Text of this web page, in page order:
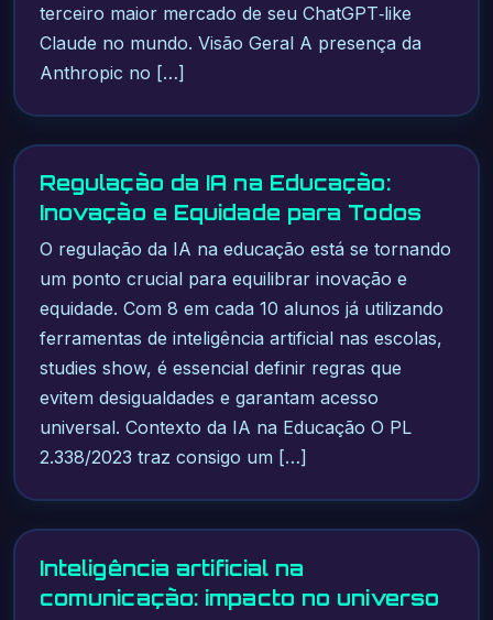
terceiro maior mercado de seu ChatGPT‑like
Claude no mundo. Visão Geral A presença da
Anthropic no […]
Regulação da IA na Educação:
Inovação e Equidade para Todos
O regulação da IA na educação está se tornando
um ponto crucial para equilibrar inovação e
equidade. Com 8 em cada 10 alunos já utilizando
ferramentas de inteligência artificial nas escolas,
studies show, é essencial definir regras que
evitem desigualdades e garantam acesso
universal. Contexto da IA na Educação O PL
2.338/2023 traz consigo um […]
Inteligência artificial na
comunicação: impacto no universo